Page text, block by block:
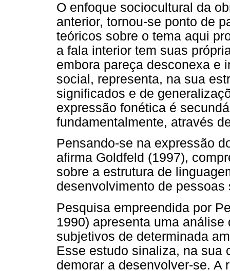
O enfoque sociocultural da
anterior, tornou-se ponto de
teóricos sobre o tema aqui
a fala interior tem suas
embora pareça desconexa e
social, representa, na sua
significados e de
expressão fonética é
fundamentalmente, através
Pensando-se na expressão
afirma Goldfeld (1997),
sobre a estrutura de
desenvolvimento de pessoas
Pesquisa empreendida por
1990) apresenta uma
subjetivos de determinada
Esse estudo sinaliza, na sua
demorar a desenvolver-se. A